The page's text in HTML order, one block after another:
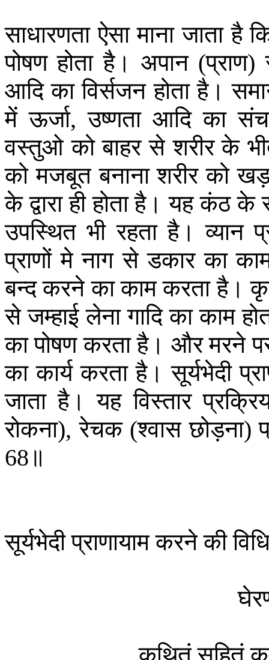
साधारणता ऐसा माना जाता है
पोषण होता है। अपान(प्राण)
आदि का विर्सजन होता है।
में ऊर्जा,उष्णता आदि का
वस्तुओ को बाहर से शरीर के
को मजबूत बनाना शरीर को
के द्वारा ही होता है। यह कंठ के
उपस्थित भी रहता है। व्यान
प्राणों मे नाग से डकार का
बन्द करने का काम करता है।
से जम्हाई लेना गादि का काम
का पोषण करता है। और मरने
का कार्य करता है। सूर्यभेदी
जाता है। यह विस्तार
रोकना),रेचक(श्वास छोड़ना)
68 ॥
सूर्यभेदी प्राणायाम करने की